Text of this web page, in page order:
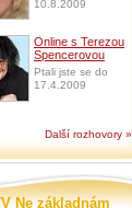
10.8.2009
Online s Terezou
Spencerovou
Ptali jste se do
17.4.2009
Další rozhovory »
Ne základnám